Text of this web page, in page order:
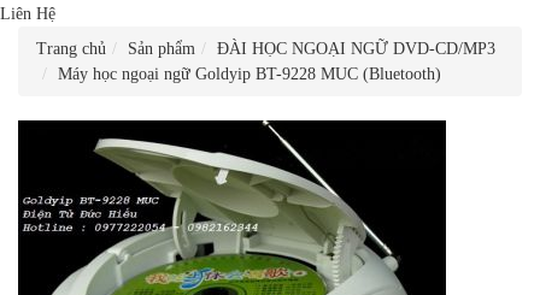
Liên Hệ
Trang chủ
Sản phẩm
ĐÀI HỌC NGOẠI NGỮ DVD-CD/MP3
Máy học ngoại ngữ Goldyip BT-9228 MUC (Bluetooth)